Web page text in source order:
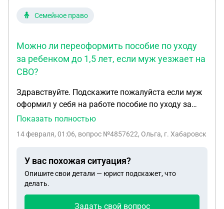
Семейное право
Можно ли переоформить пособие по уходу
за ребенком до 1,5 лет, если муж уезжает на
СВО?
Здравствуйте. Подскажите пожалуйста если муж
оформил у себя на работе пособие по уходу за
ребенком до 1,5 лет и собирается уезжать на сво.
муж получает это пособие на почте? Или вообще
Показать полностью
14 февраля, 01:06, вопрос №4857622, Ольга, г. Хабаровск
У вас похожая ситуация?
Опишите свои детали — юрист подскажет, что
делать.
Задать свой вопрос